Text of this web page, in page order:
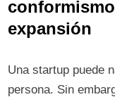
expansión
Una startup puede
persona. Sin